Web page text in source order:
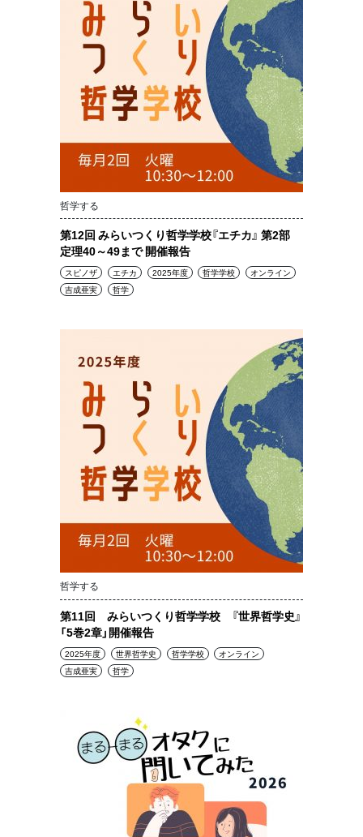
哲学する
第12回 みらいつくり哲学学校『エチカ』 第2部
定理40～49まで 開催報告
スピノザ エチカ 2025年度 哲学学校
オンライン
吉成亜実
哲学
哲学する
第11回 みらいつくり哲学学校 『世界哲学史』
「5巻2章」開催報告
2025年度 世界哲学史 哲学学校
オンライン
吉成亜実
哲学